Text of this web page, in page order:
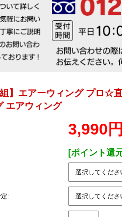
組】エアーウィング プロ☆
エアウィング
3,990円
[ポイント還
: